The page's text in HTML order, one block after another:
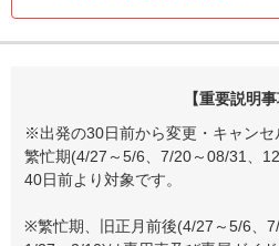
【重要説明事
※出発の30日前から変更・キャンセ
繁忙期(4/27～5/6、7/20～08/31、
40日前より対象です。
※繁忙期、旧正月前後(4/27～5/6、